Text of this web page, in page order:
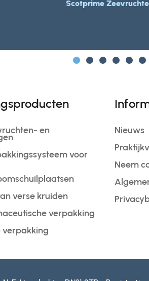
en
voor
verse kruiden
verpakking
verpakking
Nieuws
Neem